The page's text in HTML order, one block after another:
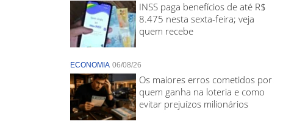
INSS paga benefícios de até R$
8.475 nesta sexta-feira; veja
quem recebe
ECONOMIA 06/08/26
Os maiores erros cometidos por
quem ganha na loteria e como
evitar prejuízos milionários